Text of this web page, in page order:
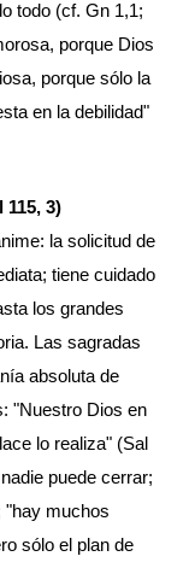
todo (cf. Gn 1,1;
porque Dios
porque sólo la
en la debilidad"
3)
la solicitud de
tiene cuidado
los grandes
Las sagradas
absoluta de
"Nuestro Dios en
lo realiza" (Sal
puede cerrar;
"hay muchos
sólo el plan de